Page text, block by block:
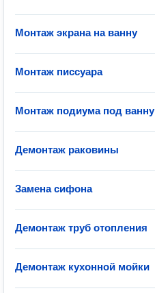
Монтаж экрана на ванну
Монтаж писсуара
Монтаж подиума под ванну
Демонтаж раковины
Замена сифона
Демонтаж труб отопления
Демонтаж кухонной мойки